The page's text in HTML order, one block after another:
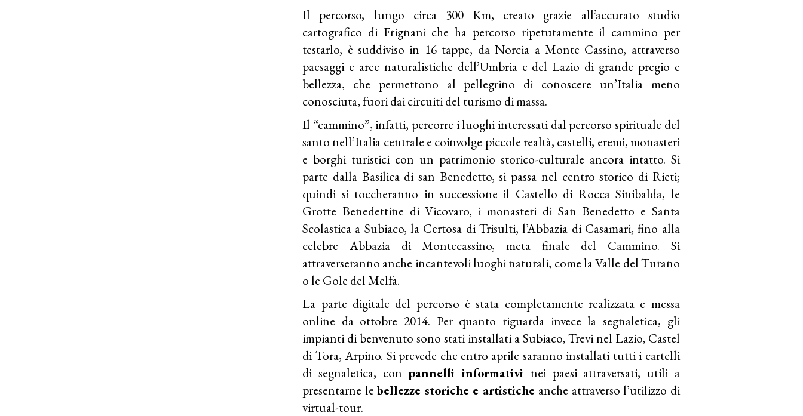
Il percorso, lungo circa 300 Km, creato grazie all’accurato studio
cartografico di Frignani che ha percorso ripetutamente il cammino per
testarlo, è suddiviso in 16 tappe, da Norcia a Monte Cassino, attraverso
paesaggi e aree naturalistiche dell’Umbria e del Lazio di grande pregio e
bellezza, che permettono al pellegrino di conoscere un’Italia meno
conosciuta, fuori dai circuiti del turismo di massa.
Il “cammino”, infatti, percorre i luoghi interessati dal percorso spirituale del
santo nell’Italia centrale e coinvolge piccole realtà, castelli, eremi, monasteri
e borghi turistici con un patrimonio storico-culturale ancora intatto. Si
parte dalla Basilica di san Benedetto, si passa nel centro storico di Rieti;
quindi si toccheranno in successione il Castello di Rocca Sinibalda, le
Grotte Benedettine di Vicovaro, i monasteri di San Benedetto e Santa
Scolastica a Subiaco, la Certosa di Trisulti, l’Abbazia di Casamari, fino alla
celebre Abbazia di Montecassino, meta finale del Cammino. Si
attraverseranno anche incantevoli luoghi naturali, come la Valle del Turano
o le Gole del Melfa.
La parte digitale del percorso è stata completamente realizzata e messa
online da ottobre 2014. Per quanto riguarda invece la segnaletica, gli
impianti di benvenuto sono stati installati a Subiaco, Trevi nel Lazio, Castel
di Tora, Arpino. Si prevede che entro aprile saranno installati tutti i cartelli
di segnaletica, con pannelli informativi nei paesi attraversati, utili a
presentarne lebellezze storiche e artistiche anche attraverso l’utilizzo di
virtual-tour.